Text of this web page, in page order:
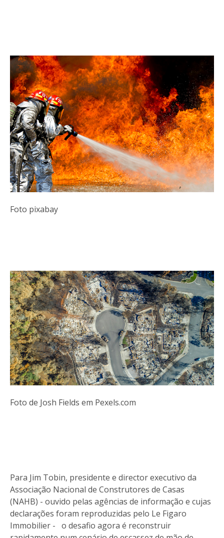
Foto pixabay
Foto de Josh Fields em Pexels.com
Para Jim Tobin, presidente e director executivo da
Associação Nacional de Construtores de Casas
(NAHB) - ouvido pelas agências de informação e cujas
declarações foram reproduzidas pelo Le Figaro
Immobilier - o desafio agora é reconstruir